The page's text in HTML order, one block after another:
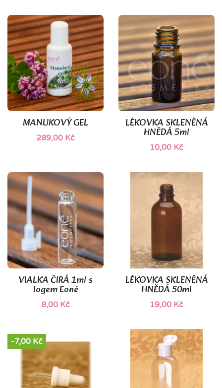
MANUKOVÝ GEL
289,00 Kč
(1)
LÉKOVKA SKLENĚNÁ
HNĚDÁ 5ml
10,00 Kč
VIALKA ČIRÁ 1ml s
logem Eoné
8,00 Kč
LÉKOVKA SKLENĚNÁ
HNĚDÁ 50ml
19,00 Kč
-7,00 Kč